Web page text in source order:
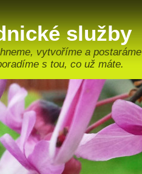
služby
vytvoříme a postaráme
s tou, co už máte.